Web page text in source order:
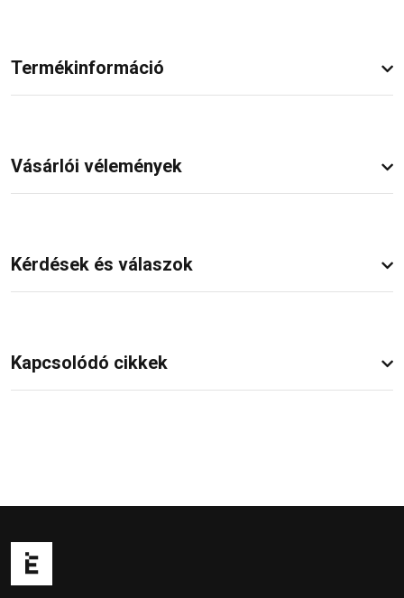
Termékinformáció
Vásárlói vélemények
Kérdések és válaszok
Kapcsolódó cikkek